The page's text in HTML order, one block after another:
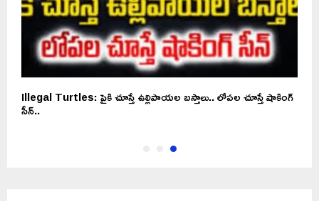
Illegal Turtles: పైకి చూస్తే ఉల్లిపాయల బస్తాలు.. లోపల చూస్తే షాకింగ్‌
సీన్‌..